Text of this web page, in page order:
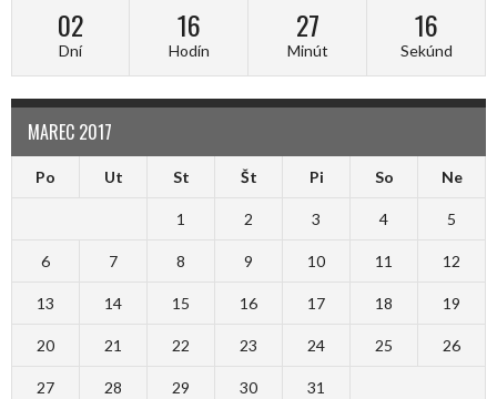
02
Dní
16
Hodín
27
Minút
16
Sekúnd
MAREC 2017
Po Ut St Št Pi So Ne
1 2 3 4 5
6 7 8 9 10 11 12
13 14 15 16 17 18 19
20 21 22 23 24 25 26
27 28 29 30 31